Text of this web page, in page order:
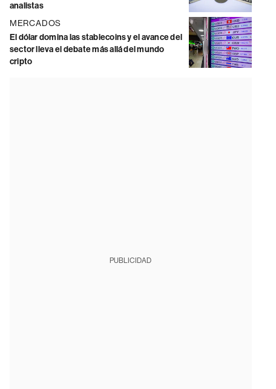
analistas
MERCADOS
El dólar domina las stablecoins y el avance del
sector lleva el debate más allá del mundo
cripto
PUBLICIDAD